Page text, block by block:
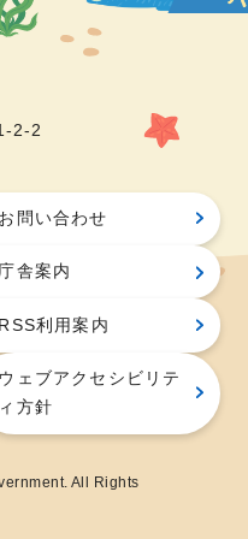
2-2
お問い合わせ
舎案内
RSS利用案内
ウェブアクセシビリテ
ィ方針
All Rights